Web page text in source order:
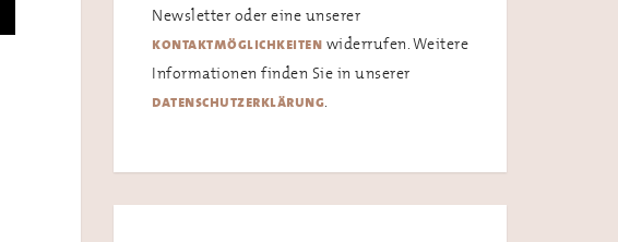
Newsletter oder eine unserer
kontaktmöglichkeiten widerrufen. Weitere
Informationen finden Sie in unserer
datenschutzerklärung.